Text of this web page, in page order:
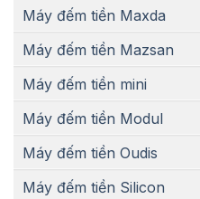
Máy đếm tiền Maxda
Máy đếm tiền Mazsan
Máy đếm tiền mini
Máy đếm tiền Modul
Máy đếm tiền Oudis
Máy đếm tiền Silicon